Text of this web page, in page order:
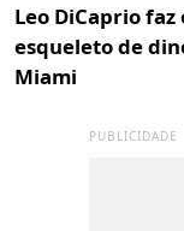
Leo DiCaprio
esqueleto de
Miami
PUBLICIDADE